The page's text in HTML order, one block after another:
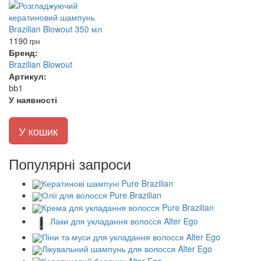
1190 грн
Бренд:
Brazilian Blowout
Артикул:
bb1
У наявності
У кошик
Популярні запроси
Кератинові шампуні Pure Brazilian
Олії для волосся Pure Brazilian
Крема для укладання волосся Pure Brazilian
Лаки для укладання волосся Alter Ego
Піни та муси для укладання волосся Alter Ego
Лікувальний шампунь для волосся Alter Ego